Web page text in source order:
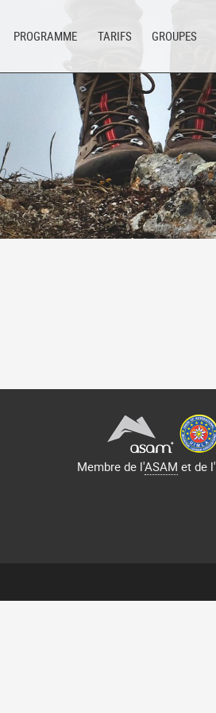
PROGRAMME TARIFS GROUPES
Membre de l'ASAM et de l'